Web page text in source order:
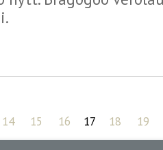
14 15 16 17 18 19